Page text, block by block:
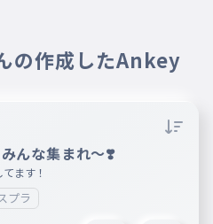
の作成したAnkey
んな集まれ〜❣️
ます！
プラ